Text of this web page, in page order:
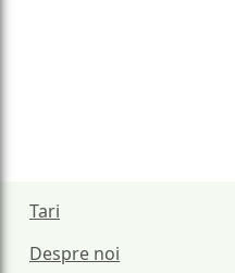
Tari
Despre noi